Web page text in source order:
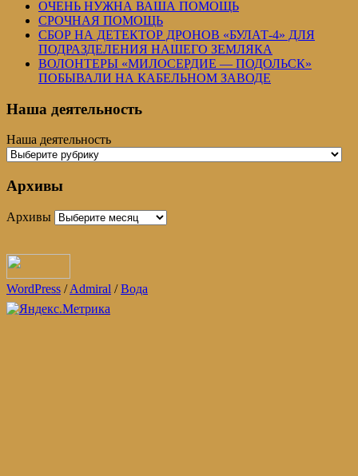
ОЧЕНЬ НУЖНА ВАША ПОМОЩЬ
СРОЧНАЯ ПОМОЩЬ
СБОР НА ДЕТЕКТОР ДРОНОВ «БУЛАТ-4» ДЛЯ
ПОДРАЗДЕЛЕНИЯ НАШЕГО ЗЕМЛЯКА
ВОЛОНТЕРЫ «МИЛОСЕРДИЕ — ПОДОЛЬСК»
ПОБЫВАЛИ НА КАБЕЛЬНОМ ЗАВОДЕ
Наша деятельность
Наша деятельность
Архивы
Архивы
WordPress /Admiral /Вода